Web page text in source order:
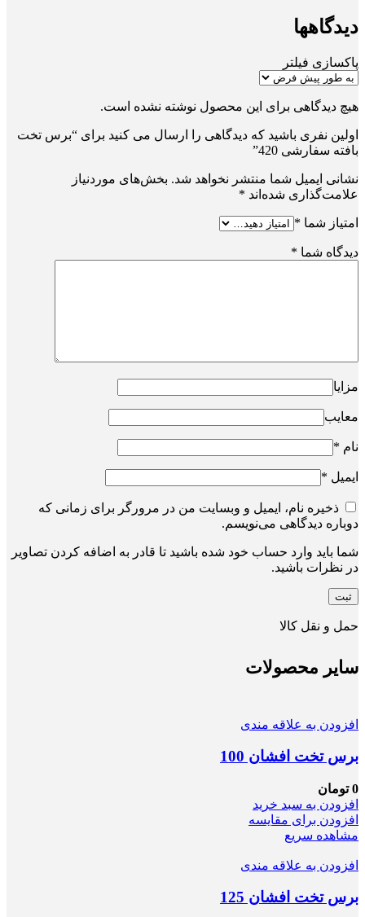
دیدگاهها
پاکسازی فیلتر
هیچ دیدگاهی برای این محصول نوشته نشده است.
اولین نفری باشید که دیدگاهی را ارسال می کنید برای “برس تخت
بافته سفارشی 420”
نشانی ایمیل شما منتشر نخواهد شد. بخش‌های موردنیاز
علامت‌گذاری شده‌اند *
امتیاز شما *
دیدگاه شما *
مزایا
معایب
نام *
ایمیل *
ذخیره نام، ایمیل و وبسایت من در مرورگر برای زمانی که
دوباره دیدگاهی می‌نویسم.
شما باید وارد حساب خود شده باشید تا قادر به اضافه کردن تصاویر
در نظرات باشید.
حمل و نقل کالا
سایر محصولات
افزودن به علاقه مندی
برس تخت افشان 100
0 تومان
افزودن به سبد خرید
افزودن برای مقایسه
مشاهده سریع
افزودن به علاقه مندی
برس تخت افشان 125